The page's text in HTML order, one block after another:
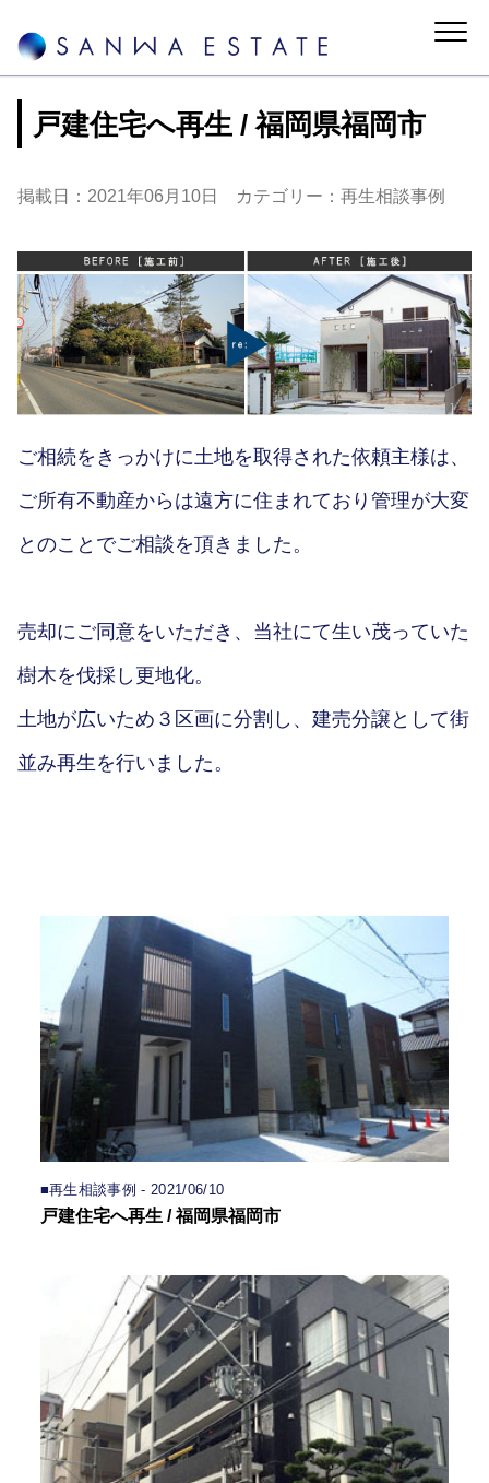
戸建住宅へ再生 / 福岡県福岡市
掲載日：2021年06月10日 カテゴリー：再生相談事例
ご相続をきっかけに土地を取得された依頼主様は、
ご所有不動産からは遠方に住まれており管理が大変
とのことでご相談を頂きました。
売却にご同意をいただき、当社にて生い茂っていた
樹木を伐採し更地化。
土地が広いため３区画に分割し、建売分譲として街
並み再生を行いました。
■再生相談事例 - 2021/06/10
戸建住宅へ再生 / 福岡県福岡市